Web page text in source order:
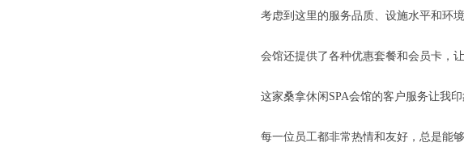
考虑到这里的服务品质、设施水平和环
会馆还提供了各种优惠套餐和会员卡，
这家桑拿休闲SPA会馆的客户服务让我印
每一位员工都非常热情和友好，总是能